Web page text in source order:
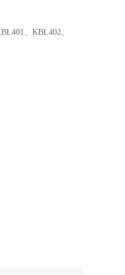
、KBL402、